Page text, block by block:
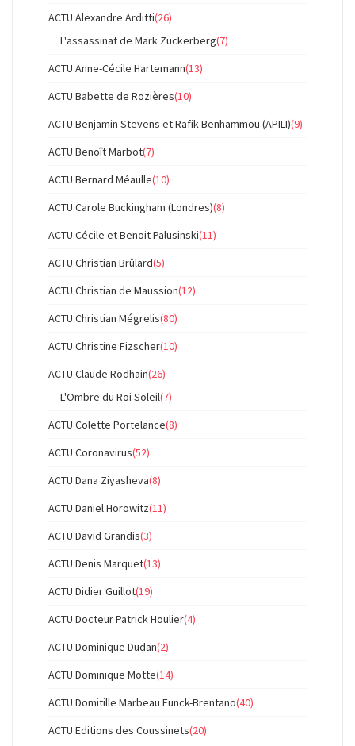
ACTU Alexandre Arditti(26)
L'assassinat de Mark Zuckerberg(7)
ACTU Anne-Cécile Hartemann(13)
ACTU Babette de Rozières(10)
ACTU Benjamin Stevens et Rafik Benhammou (APILI)(9)
ACTU Benoît Marbot(7)
ACTU Bernard Méaulle(10)
ACTU Carole Buckingham (Londres)(8)
ACTU Cécile et Benoit Palusinski(11)
ACTU Christian Brûlard(5)
ACTU Christian de Maussion(12)
ACTU Christian Mégrelis(80)
ACTU Christine Fizscher(10)
ACTU Claude Rodhain(26)
L'Ombre du Roi Soleil(7)
ACTU Colette Portelance(8)
ACTU Coronavirus(52)
ACTU Dana Ziyasheva(8)
ACTU Daniel Horowitz(11)
ACTU David Grandis(3)
ACTU Denis Marquet(13)
ACTU Didier Guillot(19)
ACTU Docteur Patrick Houlier(4)
ACTU Dominique Dudan(2)
ACTU Dominique Motte(14)
ACTU Domitille Marbeau Funck-Brentano(40)
ACTU Editions des Coussinets(20)